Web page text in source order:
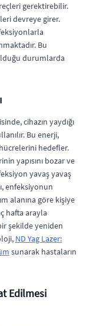
gerektirebilir.
devreye girer.
Bu
durumlarda
cihazın yaydığı
Bu enerji,
hedefler.
yapısını bozar ve
yavaş yavaş
enfeksiyonun
alanına göre kişiye
hafta arayla
şekilde yeniden
ND Yag Lazer:
sunarak hastaların
Edilmesi